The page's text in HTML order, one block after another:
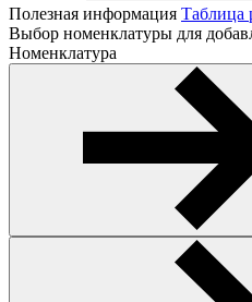
Полезная информация Таблица
Выбор номенклатуры для
Номенклатура